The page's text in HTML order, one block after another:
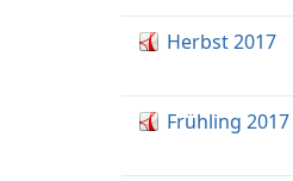
Herbst 2017
Frühling 2017